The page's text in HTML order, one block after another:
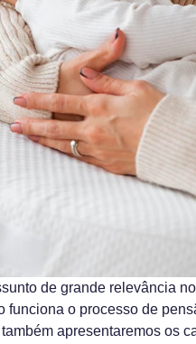
de grande relevância
funciona o processo de
apresentaremos os